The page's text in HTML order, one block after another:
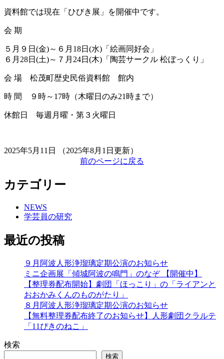
資料館では現在「ひびき展」を開催中です。
会 期
５月９日(金)～６月18日(水)「絵画同好会」
６月28日(土)～７月24日(木)「陶芸サークル 松ぼっくり」
会 場 松茂町歴史民俗資料館 館内
時 間 ９時～17時（木曜日のみ21時まで）
休館日 毎週月曜・第３火曜日
2025年5月11日
（2025年8月1日更新）
前のページに戻る
カテゴリー
NEWS
学芸員の研究
最近の投稿
９月阿波人形浄瑠璃定期公演のお知らせ
ミニ企画展「傾城阿波の鳴門」のなぞ 【開催中】
【整理券配布開始】劇団「ほっこり」の「ライアンと
おおかみくんのものがたり」
８月阿波人形浄瑠璃定期公演のお知らせ
【無料整理券配布終了のお知らせ】人形劇団クラルテ
「11ぴきのねこ」
検索
検索